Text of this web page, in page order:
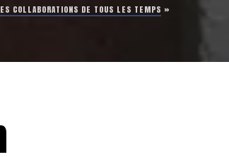
COLLABORATIONS DE TOUS LES TEMPS »